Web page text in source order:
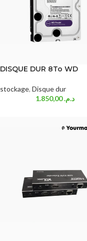
DISQUE DUR 8To WD
stockage, Disque dur
د.م.1.850,00